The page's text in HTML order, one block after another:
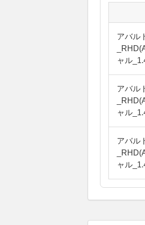
アバル
ャル
アバル
ャル
アバル
ャル